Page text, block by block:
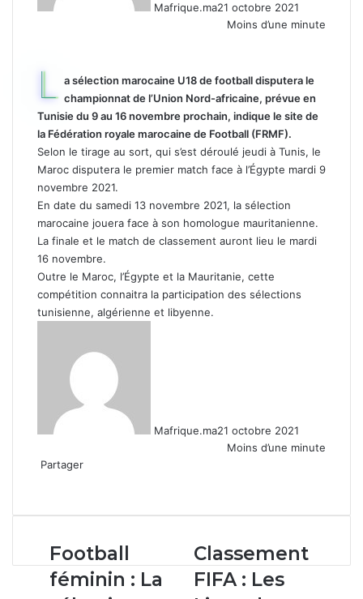
Mafrique.ma21 octobre 2021
Moins d’une minute
L a sélection marocaine U18 de football disputera le
championnat de l’Union Nord-africaine, prévue en
Tunisie du 9 au 16 novembre prochain, indique le site de
la Fédération royale marocaine de Football (FRMF).
Selon le tirage au sort, qui s’est déroulé jeudi à Tunis, le
Maroc disputera le premier match face à l’Égypte mardi 9
novembre 2021.
En date du samedi 13 novembre 2021, la sélection
marocaine jouera face à son homologue mauritanienne.
La finale et le match de classement auront lieu le mardi
16 novembre.
Outre le Maroc, l’Égypte et la Mauritanie, cette
compétition connaitra la participation des sélections
tunisienne, algérienne et libyenne.
Mafrique.ma21 octobre 2021
Moins d’une minute
Partager
email
Football
féminin :
La
Football
féminin : La
Classement
FIFA
Classement
FIFA : Les